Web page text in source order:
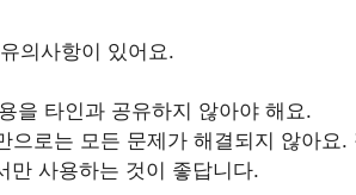
의사항이 있어요.
을 타인과 공유하지 않아야 해요.
으로는 모든 문제가 해결되지 않아요
만 사용하는 것이 좋답니다.